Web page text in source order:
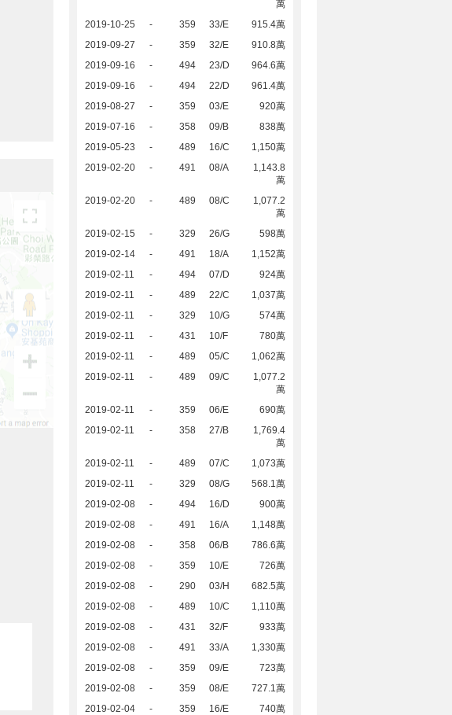
萬
2019-10-25
- 359 33/E
915.4萬
2019-09-27
- 359 32/E
910.8萬
2019-09-16
- 494 23/D
964.6萬
2019-09-16
- 494 22/D
961.4萬
2019-08-27
- 359 03/E
920萬
2019-07-16
- 358 09/B
838萬
2019-05-23
- 489 16/C
1,150萬
2019-02-20
- 491 08/A
1,143.8
萬
2019-02-20
- 489 08/C
1,077.2
萬
2019-02-15
- 329 26/G
598萬
2019-02-14
- 491 18/A
1,152萬
2019-02-11
- 494 07/D
924萬
2019-02-11
- 489 22/C
1,037萬
2019-02-11
- 329 10/G
574萬
2019-02-11
- 431 10/F
780萬
2019-02-11
- 489 05/C
1,062萬
2019-02-11
- 489 09/C
1,077.2
萬
2019-02-11
- 359 06/E
690萬
2019-02-11
- 358 27/B
1,769.4
萬
2019-02-11
- 489 07/C
1,073萬
2019-02-11
- 329 08/G
568.1萬
2019-02-08
- 494 16/D
900萬
2019-02-08
- 491 16/A
1,148萬
2019-02-08
- 358 06/B
786.6萬
2019-02-08
- 359 10/E
726萬
2019-02-08
- 290 03/H
682.5萬
2019-02-08
- 489 10/C
1,110萬
2019-02-08
- 431 32/F
933萬
2019-02-08
- 491 33/A
1,330萬
2019-02-08
- 359 09/E
723萬
2019-02-08
- 359 08/E
727.1萬
2019-02-04
- 359 16/E
740萬